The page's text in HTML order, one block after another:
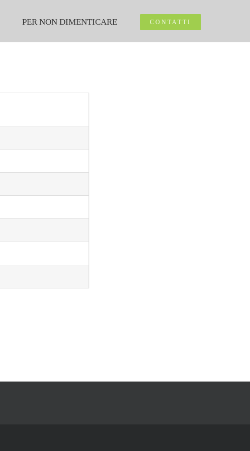
PER NON DIMENTICARE CONTATTI